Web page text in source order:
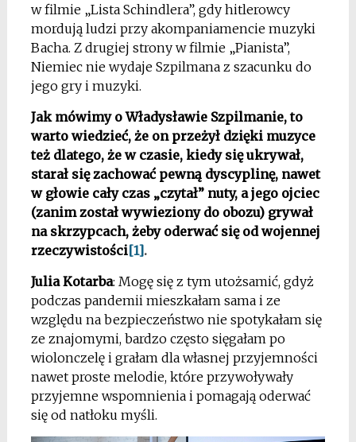
w filmie „Lista Schindlera”, gdy hitlerowcy
mordują ludzi przy akompaniamencie muzyki
Bacha. Z drugiej strony w filmie „Pianista”,
Niemiec nie wydaje Szpilmana z szacunku do
jego gry i muzyki.
Jak mówimy o Władysławie Szpilmanie, to
warto wiedzieć, że on przeżył dzięki muzyce
też dlatego, że w czasie, kiedy się ukrywał,
starał się zachować pewną dyscyplinę, nawet
w głowie cały czas „czytał” nuty, a jego ojciec
(zanim został wywieziony do obozu) grywał
na skrzypcach, żeby oderwać się od wojennej
rzeczywistości[1] .
Julia Kotarba: Mogę się z tym utożsamić, gdyż
podczas pandemii mieszkałam sama i ze
względu na bezpieczeństwo nie spotykałam się
ze znajomymi, bardzo często sięgałam po
wiolonczelę i grałam dla własnej przyjemności
nawet proste melodie, które przywoływały
przyjemne wspomnienia i pomagają oderwać
się od natłoku myśli.